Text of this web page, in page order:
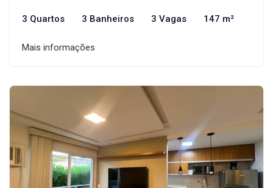
3 Quartos 3 Banheiros 3 Vagas 147 m²
Mais informações